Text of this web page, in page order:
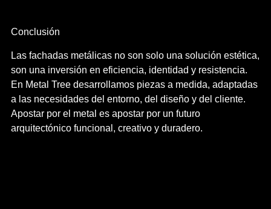
Conclusión
Las fachadas metálicas no son solo una solución estética,
son una inversión en eficiencia, identidad y resistencia.
En Metal Tree desarrollamos piezas a medida, adaptadas
a las necesidades del entorno, del diseño y del cliente.
Apostar por el metal es apostar por un futuro
arquitectónico funcional, creativo y duradero.